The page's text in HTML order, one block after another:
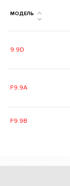
МОДЕЛЬ
9.9D
F9.9A
F9.9B